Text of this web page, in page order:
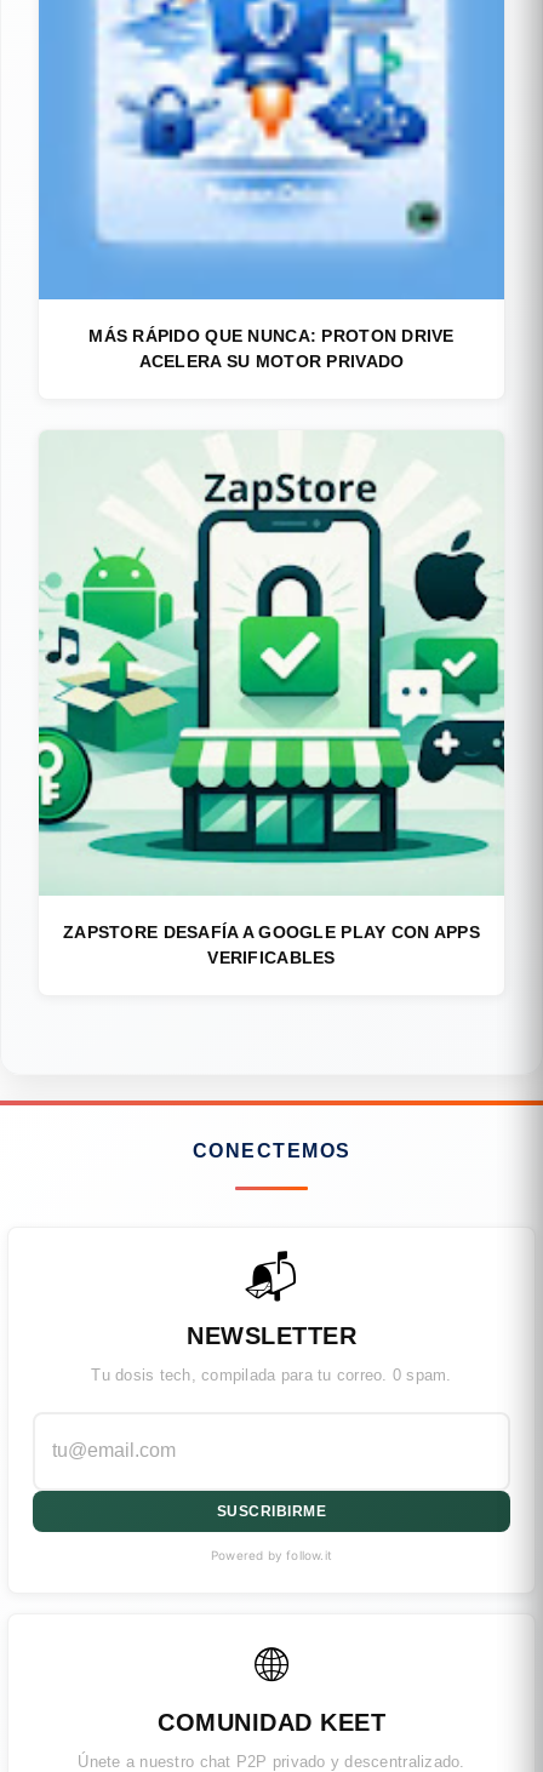
MÁS RÁPIDO QUE NUNCA: PROTON DRIVE
ACELERA SU MOTOR PRIVADO
ZAPSTORE DESAFÍA A GOOGLE PLAY CON APPS
VERIFICABLES
CONECTEMOS
📬
NEWSLETTER
Tu dosis tech, compilada para tu correo. 0 spam.
SUSCRIBIRME
Powered by follow.it
🌐
COMUNIDAD KEET
Únete a nuestro chat P2P privado y descentralizado.